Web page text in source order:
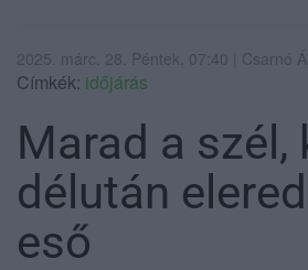
2025. márc. 28. Péntek, 07:40 | Csarnó
Címkék: időjárás
Marad a szél,
délután
eső